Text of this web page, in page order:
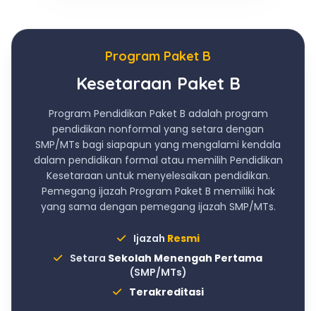
Program Paket B
Kesetaraan Paket B
Program Pendidikan Paket B adalah program
pendidikan nonformal yang setara dengan
SMP/MTs bagi siapapun yang mengalami kendala
dalam pendidikan formal atau memilih Pendidikan
Kesetaraan untuk menyelesaikan pendidikan.
Pemegang ijazah Program Paket B memiliki hak
yang sama dengan pemegang ijazah SMP/MTs.
Ijazah Resmi
Setara Sekolah Menengah Pertama
(SMP/MTs)
Terakreditasi